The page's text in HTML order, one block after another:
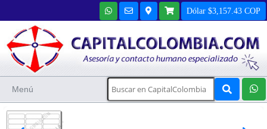
Dólar $3,157.43 COP
Menú